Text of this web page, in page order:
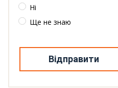
Ні
Ще не знаю
Відправити